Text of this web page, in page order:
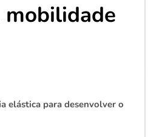
mobilidade
elástica para desenvolver o